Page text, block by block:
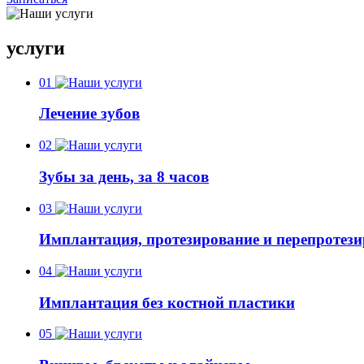
услуги
01
Лечение зубов
02
Зубы за день, за 8 часов
03
Имплантация, протезирование и
04
Имплантация без костной пластики
05